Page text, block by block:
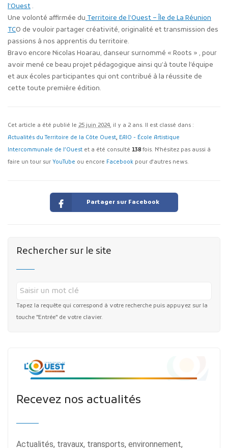
l’Ouest .
Une volonté affirmée du Territoire de l’Ouest – Île de La Réunion
TCO de vouloir partager créativité, originalité et transmission des
passions à nos apprentis du territoire.
Bravo encore Nicolas Hoarau, danseur surnommé « Roots » , pour
avoir mené ce beau projet pédagogique ainsi qu’à toute l’équipe
et aux écoles participantes qui ont contribué à la réussite de
cette toute première édition.
Cet article a été publié le 25 juin 2024, il y a 2 ans. Il est classé dans :
Actualités du Territoire de la Côte Ouest, EAIO - École Artistique
Intercommunale de l’Ouest et a été consulté 138 fois. N'hésitez pas aussi à
faire un tour sur YouTube ou encore Facebook pour d'autres news.
Partager sur Facebook
Rechercher sur le site
Tapez la requête qui correspond à votre recherche puis appuyez sur la
touche "Entrée" de votre clavier.
Recevez nos actualités
Actualités, travaux, transports, environnement,